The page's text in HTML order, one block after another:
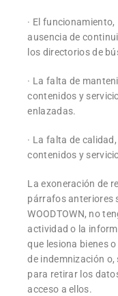
· El
ausencia de
los directorios de
· La falta de
contenidos y
enlazadas.
· La falta de
contenidos y
La exoneración de
párrafos anteriores
WOODTOWN, no
actividad o la
que lesiona bienes
de indemnización
para retirar los
acceso a ellos.